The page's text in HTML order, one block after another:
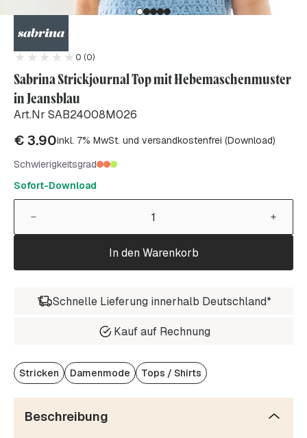
0 (0)
Sabrina Strickjournal Top mit Hebemaschenmuster
in Jeansblau
Art.Nr SAB24008M026
€3.90inkl. 7% MwSt. und versandkostenfrei (Download)
Schwierigkeitsgrad
Sofort-Download
In den Warenkorb
Schnelle Lieferung innerhalb Deutschland*
Kauf auf Rechnung
Stricken Damenmode Tops / Shirts
Beschreibung